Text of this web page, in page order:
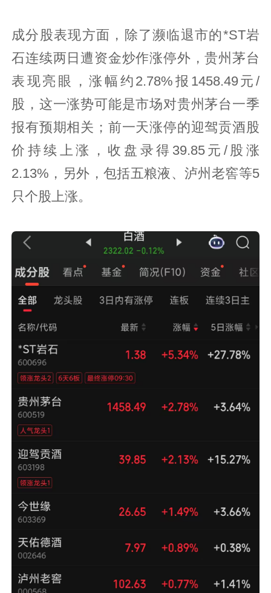
成分股表现方面，除了濒临退市的*ST岩
石连续两日遭资金炒作涨停外，贵州茅台
表现亮眼，涨幅约2.78%报1458.49元/
股，这一涨势可能是市场对贵州茅台一季
报有预期相关；前一天涨停的迎驾贡酒股
价持续上涨，收盘录得39.85元/股涨
2.13%，另外，包括五粮液、泸州老窖等5
只个股上涨。